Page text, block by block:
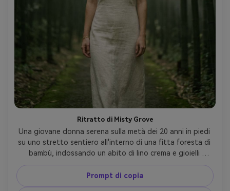
Ritratto di Misty Grove
Una giovane donna serena sulla metà dei 20 anni in piedi
su uno stretto sentiero all'interno di una fitta foresta di
bambù, indossando un abito di lino crema e gioielli
minimali, sorriso gentile, nebbia leggera che deriva tra alti
gambi verdi, morbidi raggi solari attraverso il baldacchino,
scattato su Sony A7IV, 85mm f/1.4, profondità di campo
Prompt di copia